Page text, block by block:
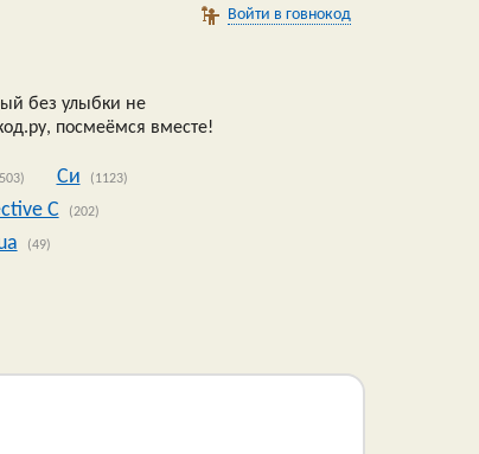
Войти в говнокод
без улыбки не
посмеёмся вместе!
Си (1123)
C (202)
(49)